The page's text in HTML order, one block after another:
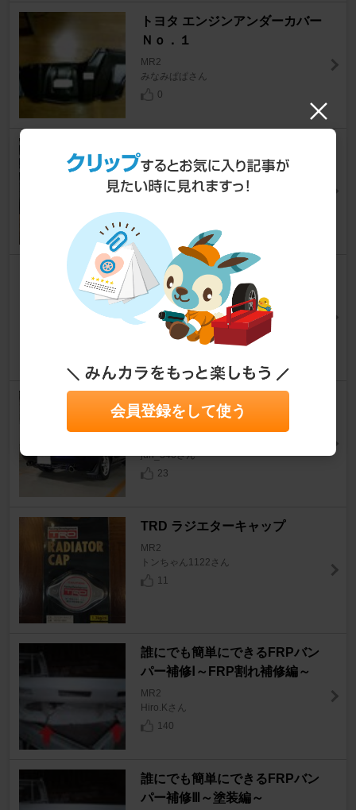
トヨタ エンジンアンダーカバー
Ｎｏ．１
MR2
みなみぱぱさん
0
MR2
きんこ氏さん
SHIBATIRE / シバタイヤ R23 T
W280
MR2
山ケーさん
フラー
jun_340さん
23
TRD ラジエターキャップ
MR2
トンちゃん1122さん
11
誰にでも簡単にできるFRPバン
パー補修Ⅰ～FRP割れ補修編～
MR2
Hiro.Kさん
140
誰にでも簡単にできるFRPバン
パー補修Ⅲ～塗装編～
会員登録をして使う